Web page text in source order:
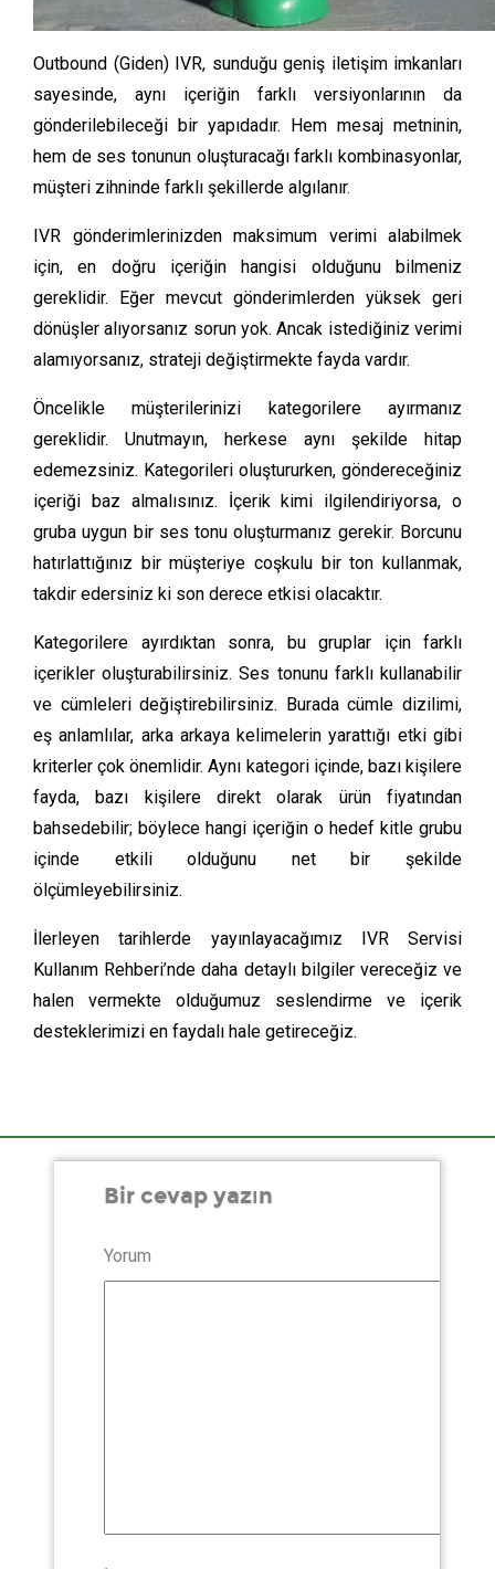
Outbound (Giden) IVR, sunduğu geniş iletişim imkanları
sayesinde, aynı içeriğin farklı versiyonlarının da
gönderilebileceği bir yapıdadır. Hem mesaj metninin,
hem de ses tonunun oluşturacağı farklı kombinasyonlar,
müşteri zihninde farklı şekillerde algılanır.
IVR gönderimlerinizden maksimum verimi alabilmek
için, en doğru içeriğin hangisi olduğunu bilmeniz
gereklidir. Eğer mevcut gönderimlerden yüksek geri
dönüşler alıyorsanız sorun yok. Ancak istediğiniz verimi
alamıyorsanız, strateji değiştirmekte fayda vardır.
Öncelikle müşterilerinizi kategorilere ayırmanız
gereklidir. Unutmayın, herkese aynı şekilde hitap
edemezsiniz. Kategorileri oluştururken, göndereceğiniz
içeriği baz almalısınız. İçerik kimi ilgilendiriyorsa, o
gruba uygun bir ses tonu oluşturmanız gerekir. Borcunu
hatırlattığınız bir müşteriye coşkulu bir ton kullanmak,
takdir edersiniz ki son derece etkisi olacaktır.
Kategorilere ayırdıktan sonra, bu gruplar için farklı
içerikler oluşturabilirsiniz. Ses tonunu farklı kullanabilir
ve cümleleri değiştirebilirsiniz. Burada cümle dizilimi,
eş anlamlılar, arka arkaya kelimelerin yarattığı etki gibi
kriterler çok önemlidir. Aynı kategori içinde, bazı kişilere
fayda, bazı kişilere direkt olarak ürün fiyatından
bahsedebilir; böylece hangi içeriğin o hedef kitle grubu
içinde etkili olduğunu net bir şekilde
ölçümleyebilirsiniz.
İlerleyen tarihlerde yayınlayacağımız IVR Servisi
Kullanım Rehberi’nde daha detaylı bilgiler vereceğiz ve
halen vermekte olduğumuz seslendirme ve içerik
desteklerimizi en faydalı hale getireceğiz.
Bir cevap yazın
Yorum